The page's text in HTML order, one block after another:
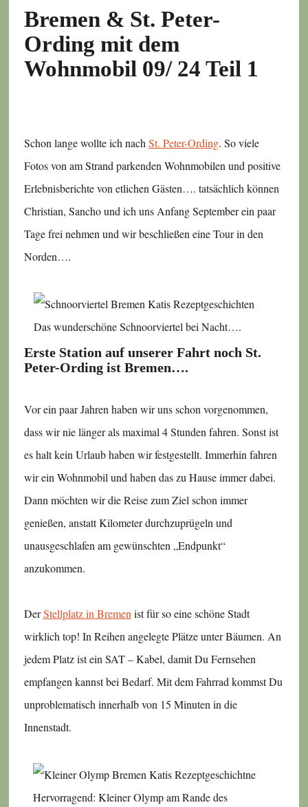
Bremen & St. Peter-
Ording mit dem
Wohnmobil 09/ 24 Teil 1
Schon lange wollte ich nach St. Peter-Ording. So viele
Fotos von am Strand parkenden Wohnmobilen und positive
Erlebnisberichte von etlichen Gästen…. tatsächlich können
Christian, Sancho und ich uns Anfang September ein paar
Tage frei nehmen und wir beschließen eine Tour in den
Norden….
Das wunderschöne Schnoorviertel bei Nacht….
Erste Station auf unserer Fahrt noch St.
Peter-Ording ist Bremen….
Vor ein paar Jahren haben wir uns schon vorgenommen,
dass wir nie länger als maximal 4 Stunden fahren. Sonst ist
es halt kein Urlaub haben wir festgestellt. Immerhin fahren
wir ein Wohnmobil und haben das zu Hause immer dabei.
Dann möchten wir die Reise zum Ziel schon immer
genießen, anstatt Kilometer durchzuprügeln und
unausgeschlafen am gewünschten „Endpunkt“
anzukommen.
DerStellplatz in Bremen ist für so eine schöne Stadt
wirklich top! In Reihen angelegte Plätze unter Bäumen. An
jedem Platz ist ein SAT – Kabel, damit Du Fernsehen
empfangen kannst bei Bedarf. Mit dem Fahrrad kommst Du
unproblematisch innerhalb von 15 Minuten in die
Innenstadt.
Hervorragend: Kleiner Olymp am Rande des